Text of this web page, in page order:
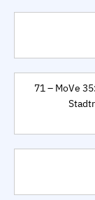
71 – MoVe